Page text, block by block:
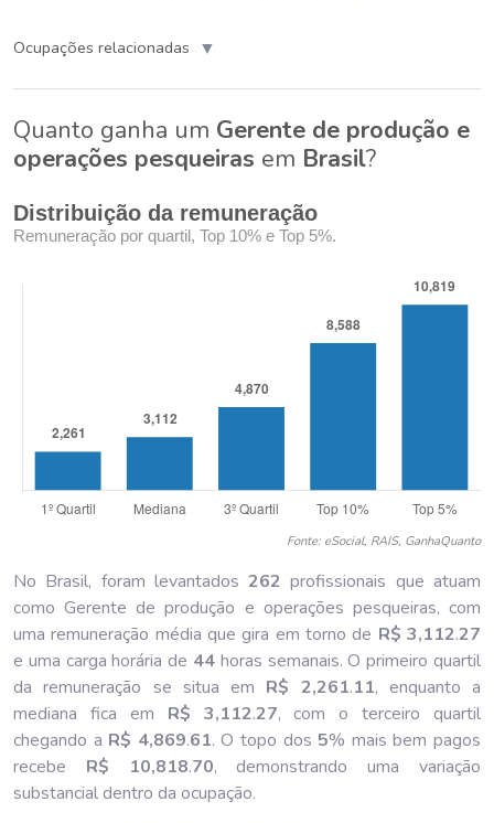
Ocupações relacionadas ▼
Quanto ganha um Gerente de produção e
operações pesqueiras em Brasil?
Distribuição da remuneração
Remuneração por quartil, Top 10% e Top 5%.
Fonte: eSocial, RAIS, GanhaQuanto
No Brasil, foram levantados262 profissionais que atuam
como Gerente de produção e operações pesqueiras, com
uma remuneração média que gira em torno de R$ 3,112.27
e uma carga horária de 44 horas semanais. O primeiro quartil
da remuneração se situa em R$ 2,261.11, enquanto a
mediana fica em R$ 3,112.27, com o terceiro quartil
chegando a R$ 4,869.61. O topo dos 5% mais bem pagos
recebe R$ 10,818.70, demonstrando uma variação
substancial dentro da ocupação.